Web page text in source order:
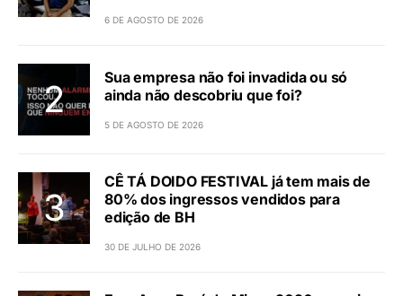
6 DE AGOSTO DE 2026
Sua empresa não foi invadida ou só
ainda não descobriu que foi?
5 DE AGOSTO DE 2026
CÊ TÁ DOIDO FESTIVAL já tem mais de
80% dos ingressos vendidos para
edição de BH
30 DE JULHO DE 2026